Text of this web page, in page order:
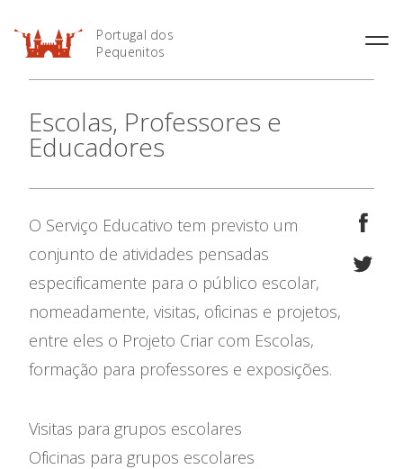
Portugal dos
Pequenitos
Bilheteira Online
O Parque
Áreas Temáticas
Mapa do Parque
Museus
Serviço Educativo
Parcerias
Horário
Preçário
Escolas, Professores e
Educadores
O Serviço Educativo tem previsto um
conjunto de atividades pensadas
especificamente para o público escolar,
nomeadamente, visitas, oficinas e projetos,
entre eles o Projeto Criar com Escolas,
formação para professores e exposições.
Visitas para grupos escolares
Oficinas para grupos escolares